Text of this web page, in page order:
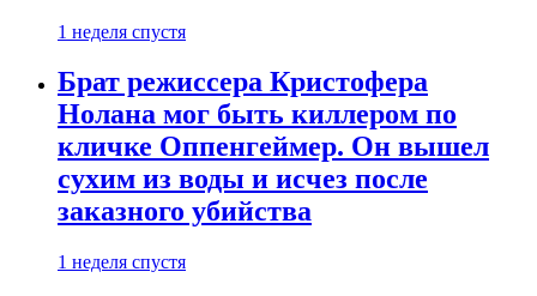
1 неделя спустя
Брат режиссера Кристофера
Нолана мог быть киллером по
кличке Оппенгеймер. Он вышел
сухим из воды и исчез после
заказного убийства
1 неделя спустя